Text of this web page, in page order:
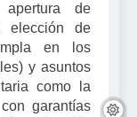
de
elección de
en los
y asuntos
como la
garantías